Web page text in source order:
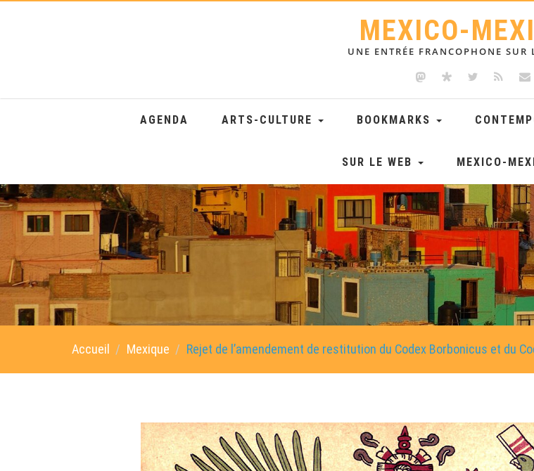
MEXICO-
UNE ENTRÉE FRANCOPHONE SUR
AGENDA ARTS-CULTURE BOOKMARKS
SUR LE WEB MEXICO-
Accueil Mexique Rejet de l’amendement de restitution du Codex Borbonicus et du